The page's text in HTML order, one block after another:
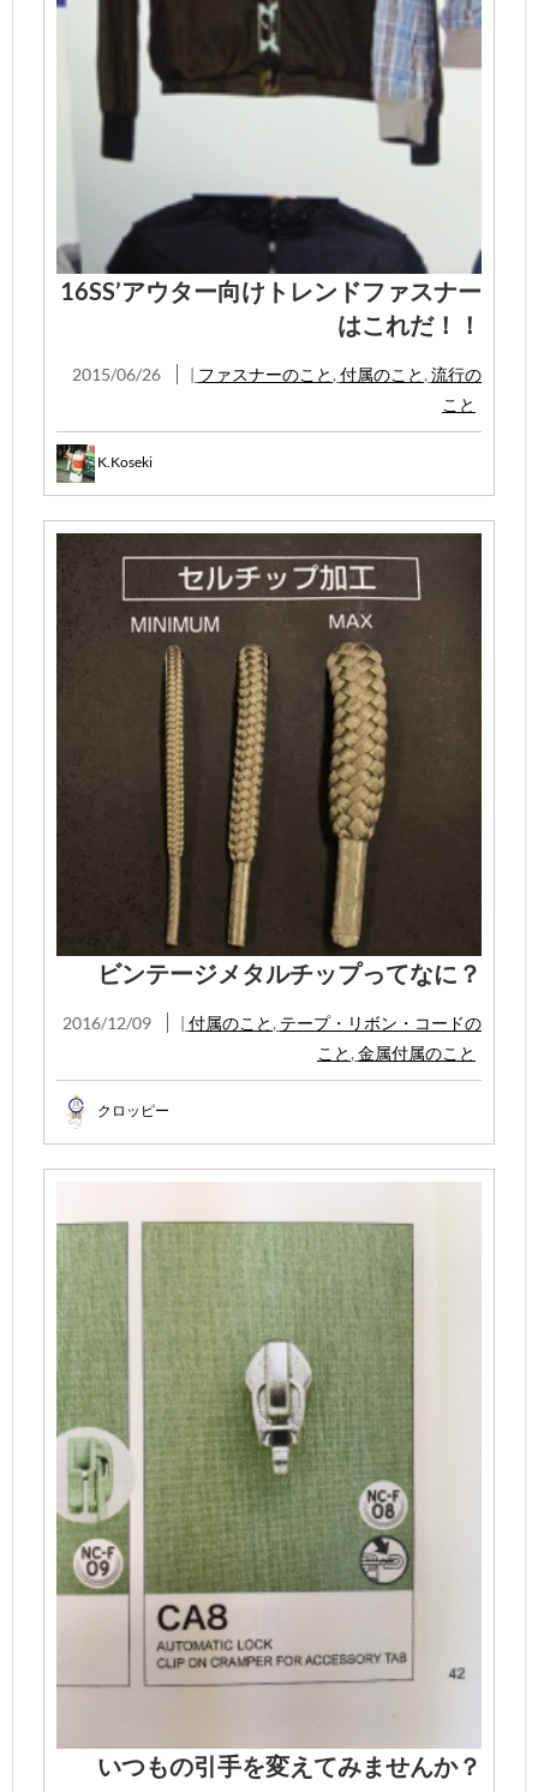
16SS’アウター向けトレンドファスナー
はこれだ！！
2015/06/26 | ファスナーのこと , 付属のこと , 流行の
こと
K.Koseki
ビンテージメタルチップってなに？
2016/12/09 | 付属のこと , テープ・リボン・コードの
こと , 金属付属のこと
クロッピー
いつもの引手を変えてみませんか？